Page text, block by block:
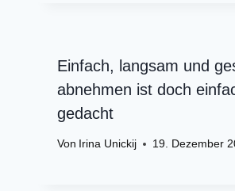
Einfach, langsam und
abnehmen ist doch
gedacht
Von Irina Unickij 19. Dezember